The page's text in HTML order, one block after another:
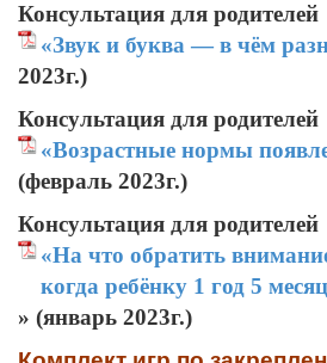
Консультация для родителей
«Звук и буква — в чём
2023г.)
Консультация для родителей
«Возрастные нормы
(февраль 2023г.)
Консультация для родителей
«На что обратить
когда ребёнку 1 год 5
» (январь 2023г.)